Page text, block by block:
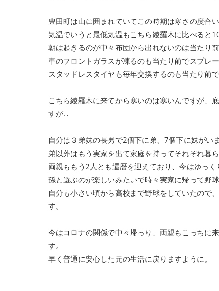
豊田町は山に囲まれていてこの時期は寒さの度合
気温でいうと最低気温もこちら綾羅木に比べる
朝は起きるのが中々布団から出れないのは当たり
車のフロントガラスが凍るのも当たり前でスプレ
スタッドレスタイヤも毎年交換するのも当たり前
こちら綾羅木に来てから寒いのは寒いんですが、
すが…
自分は３弟妹の長男で2個下に弟、7個下に妹がい
弟以外はもう実家を出て家庭を持ってそれぞれ暮
両親ももう2人とも還暦を迎えており、今はゆっ
孫と遊ぶのが楽しいみたいで時々実家に帰って野
自分も小さい頃から高校まで野球をしていたので
す。
今はコロナの関係で中々帰っり、両親もこっちに
す。
早く普通に安心した元の生活に戻りますように。